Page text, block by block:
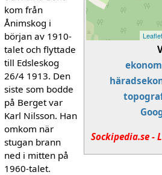
Leaflet
Sockipedia.se -
kom från
Ånimskog i
början av 1910-
talet och flyttade
till Edsleskog
26/4 1913. Den
siste som bodde
på Berget var
Karl Nilsson. Han
omkom när
stugan brann
ned i mitten på
1960-talet.